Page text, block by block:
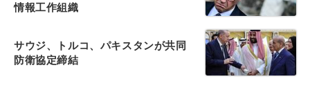
情報工作組織
サウジ、トルコ、パキスタンが共同
防衛協定締結